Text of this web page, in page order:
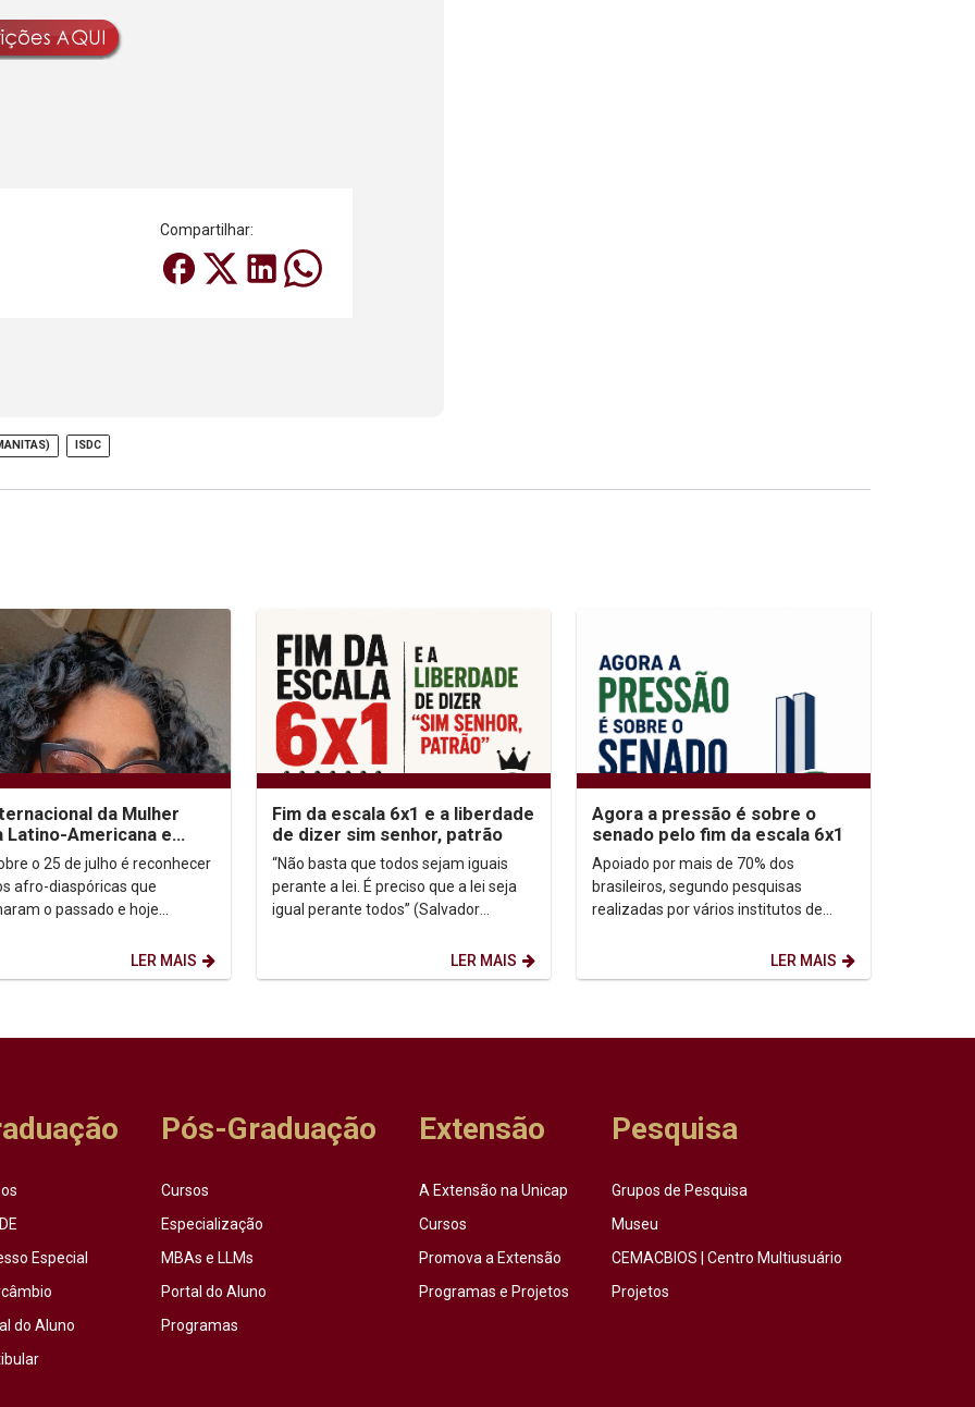
Compartilhar:
ISDC
da Mulher
Latino-Americana e
o 25 de julho é reconhecer
afro-diaspóricas que
o passado e hoje
LER MAIS
Fim da escala 6x1 e a liberdade
de dizer sim senhor, patrão
“Não basta que todos sejam iguais
perante a lei. É preciso que a lei seja
igual perante todos” (Salvador
LER MAIS
Agora a pressão é sobre o
senado pelo fim da escala 6x1
Apoiado por mais de 70% dos
brasileiros, segundo pesquisas
realizadas por vários institutos de
LER MAIS
Especial
do Aluno
Pós-Graduação
Cursos
Especialização
MBAs e LLMs
Portal do Aluno
Programas
Extensão
A Extensão na Unicap
Cursos
Promova a Extensão
Programas e Projetos
Pesquisa
Grupos de Pesquisa
Museu
CEMACBIOS | Centro Multiusuário
Projetos